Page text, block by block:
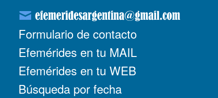
Formulario de contacto
Efemérides en tu MAIL
Efemérides en tu WEB
Búsqueda por fecha